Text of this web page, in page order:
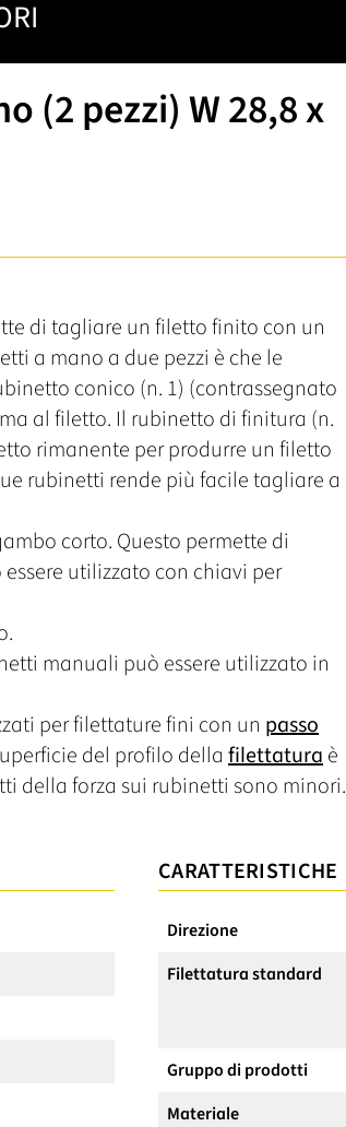
(2 pezzi) W 28,8 x
di tagliare un filetto finito con un
a mano a due pezzi è che le
conico (n. 1) (contrassegnato
al filetto. Il rubinetto di finitura (n.
rimanente per produrre un filetto
rubinetti rende più facile tagliare a
corto. Questo permette di
utilizzato con chiavi per
manuali può essere utilizzato in
per filettature fini con un passo
del profilo della filettaturaè
della forza sui rubinetti sono minori.
CARATTERISTICHE
Direzione
Filettatura standard
Gruppo di prodotti
Materiale